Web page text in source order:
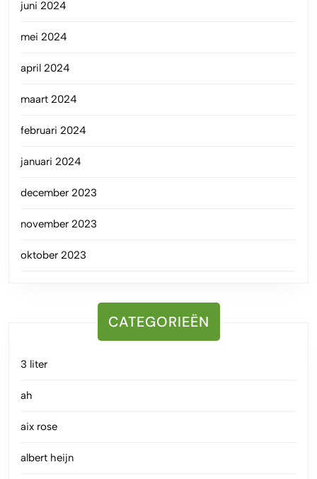
juni 2024
mei 2024
april 2024
maart 2024
februari 2024
januari 2024
december 2023
november 2023
oktober 2023
CATEGORIEËN
3 liter
ah
aix rose
albert heijn